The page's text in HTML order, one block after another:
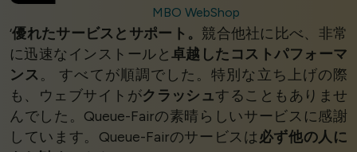
MBO WebShop
‘優れたサービスとサポート。 競合他社に比べ、非常
に迅速なインストールと卓越したコストパフォーマ
ンス 。 すべてが順調でした。特別な立ち上げの際
も、ウェブサイトがクラッシュすることもありませ
んでした。Queue-Fairの素晴らしいサービスに感謝
しています。Queue-Fairのサービスは必ず他の人に